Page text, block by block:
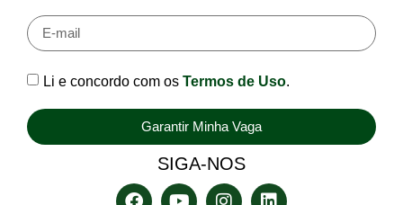
Li e concordo com os Termos de Uso.
Garantir Minha Vaga
SIGA-NOS